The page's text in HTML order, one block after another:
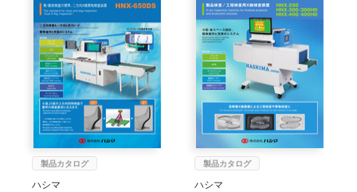
製品カタログ
ハシマ
製品カタログ
ハシマ